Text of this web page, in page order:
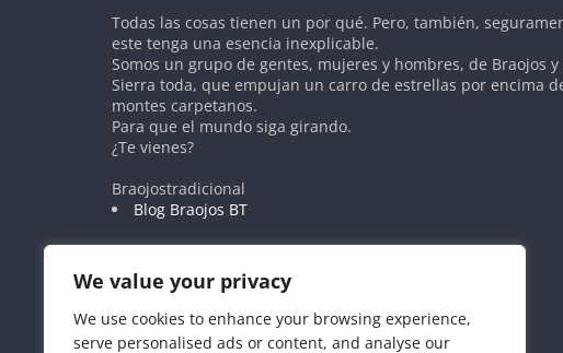
We value your privacy
We use cookies to enhance your browsing experience,
serve personalised ads or content, and analyse our
Todas las cosas tienen un por qué. Pero, también,
este tenga una esencia inexplicable.
Somos un grupo de gentes, mujeres y hombres, de Braojos y
Sierra toda, que empujan un carro de estrellas por encima
montes carpetanos.
Para que el mundo siga girando.
¿Te vienes?
Braojostradicional
Blog Braojos BT